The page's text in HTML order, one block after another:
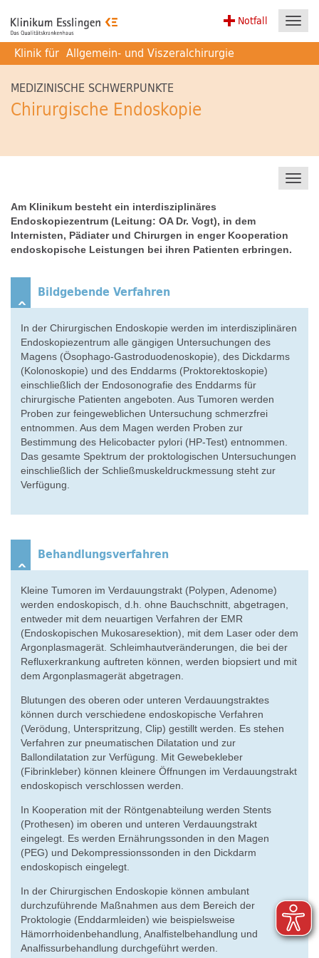
Notfall
Klinik für Allgemein- und Viszeralchirurgie
MEDIZINISCHE SCHWERPUNKTE
Chirurgische Endoskopie
Am Klinikum besteht ein interdisziplinäres
Endoskopiezentrum (Leitung: OA Dr. Vogt), in dem
Internisten, Pädiater und Chirurgen in enger Kooperation
endoskopische Leistungen bei ihren Patienten erbringen.
Bildgebende Verfahren
In der Chirurgischen Endoskopie werden im interdisziplinären
Endoskopiezentrum alle gängigen Untersuchungen des
Magens (Ösophago-Gastroduodenoskopie), des Dickdarms
(Kolonoskopie) und des Enddarms (Proktorektoskopie)
einschließlich der Endosonografie des Enddarms für
chirurgische Patienten angeboten. Aus Tumoren werden
Proben zur feingeweblichen Untersuchung schmerzfrei
entnommen. Aus dem Magen werden Proben zur
Bestimmung des Helicobacter pylori (HP-Test) entnommen.
Das gesamte Spektrum der proktologischen Untersuchungen
einschließlich der Schließmuskeldruckmessung steht zur
Verfügung.
Behandlungsverfahren
Kleine Tumoren im Verdauungstrakt (Polypen, Adenome)
werden endoskopisch, d.h. ohne Bauchschnitt, abgetragen,
entweder mit dem neuartigen Verfahren der EMR
(Endoskopischen Mukosaresektion), mit dem Laser oder dem
Argonplasmagerät. Schleimhautveränderungen, die bei der
Refluxerkrankung auftreten können, werden biopsiert und mit
dem Argonplasmagerät abgetragen.
Blutungen des oberen oder unteren Verdauungstraktes
können durch verschiedene endoskopische Verfahren
(Verödung, Unterspritzung, Clip) gestillt werden. Es stehen
Verfahren zur pneumatischen Dilatation und zur
Ballondilatation zur Verfügung. Mit Gewebekleber
(Fibrinkleber) können kleinere Öffnungen im Verdauungstrakt
endoskopisch verschlossen werden.
In Kooperation mit der Röntgenabteilung werden Stents
(Prothesen) im oberen und unteren Verdauungstrakt
eingelegt. Es werden Ernährungssonden in den Magen
(PEG) und Dekompressionssonden in den Dickdarm
endoskopisch eingelegt.
In der Chirurgischen Endoskopie können ambulant
durchzuführende Maßnahmen aus dem Bereich der
Proktologie (Enddarmleiden) wie beispielsweise
Hämorrhoidenbehandlung, Analfistelbehandlung und
Analfissurbehandlung durchgeführt werden.